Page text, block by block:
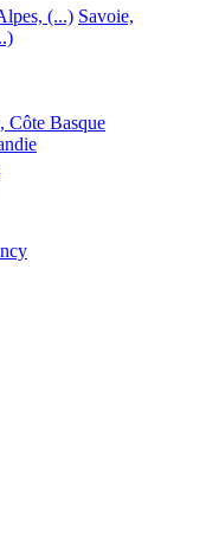
(...) Savoie,
Côte Basque